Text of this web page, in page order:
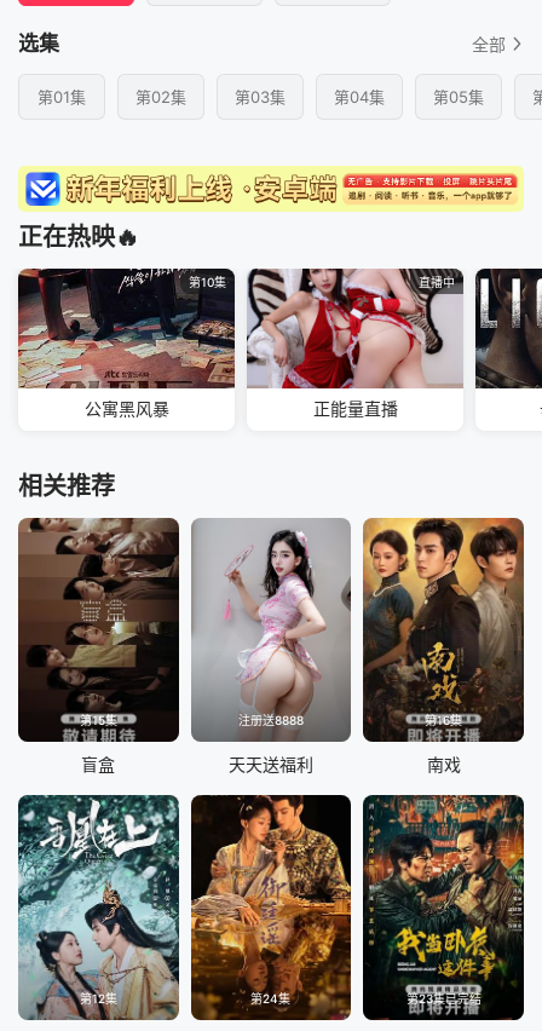
选集 全部
第01集 第02集 第03集 第04集 第05集
正在热映🔥
第10集
公寓黑风暴
直播中
正能量直播
相关推荐
第15集
盲盒
注册送8888
天天送福利
第16集
南戏
第12集 第24集 第23集已完结